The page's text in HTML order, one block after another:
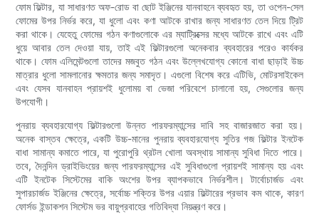
ফোম ফিল্টার, যা সাধারণত অফ-রোড বা ছোট ইঞ্জিনের যানবাহনে ব্যবহৃত হয়, তা ওপেন-সেল
ফোমের উপর নির্ভর করে, যা ধুলো এবং কণা আটকে রাখার জন্য সাধারণত তেল দিয়ে ট্রিট
করা থাকে। যেহেতু ফোমের গঠন কণাগুলোকে এর ম্যাট্রিক্সের মধ্যে আটকে রাখে এবং এটি
ধুয়ে আবার তেল দেওয়া যায়, তাই এই ফিল্টারগুলো অনেকবার ব্যবহারের পরেও কার্যকর
থাকে। ফোম এলিমেন্টগুলো তাদের মজবুত গঠন এবং উল্লেখযোগ্য কোনো বাধা ছাড়াই উচ্চ
মাত্রার ধুলো সামলানোর ক্ষমতার জন্য সমাদৃত। এগুলো বিশেষ করে এটিভি, মোটরসাইকেল
এবং যেসব যানবাহন প্রায়শই ধুলোময় বা ভেজা পরিবেশে চালানো হয়, সেগুলোর জন্য
উপযোগী।
পুনরায় ব্যবহারযোগ্য ফিল্টারগুলো উন্নত পারফরম্যান্সের দাবি সহ বাজারজাত করা হয়।
অনেক বাস্তব ক্ষেত্রে, একটি উচ্চ-মানের পুনরায় ব্যবহারযোগ্য সুতির গজ ফিল্টার ইনটেক
বাধা সামান্য কমাতে পারে, যা পুরোপুরি থ্রটল খোলা অবস্থায় সামান্য সুবিধা দিতে পারে।
তবে, দৈনন্দিন ড্রাইভিংয়ের জন্য পারফরম্যান্সের এই সুবিধাগুলো প্রায়শই সামান্য হয় এবং
এটি ইনটেক সিস্টেমের বাকি অংশের উপর ব্যাপকভাবে নির্ভরশীল। টার্বোচার্জড এবং
সুপারচার্জড ইঞ্জিনের ক্ষেত্রে, সর্বোচ্চ শক্তির উপর এয়ার ফিল্টারের প্রভাব কম থাকে, কারণ
ফোর্সড ইন্ডাকশন সিস্টেম ভর বায়ুপ্রবাহের গতিবিদ্যা নিয়ন্ত্রণ করে।